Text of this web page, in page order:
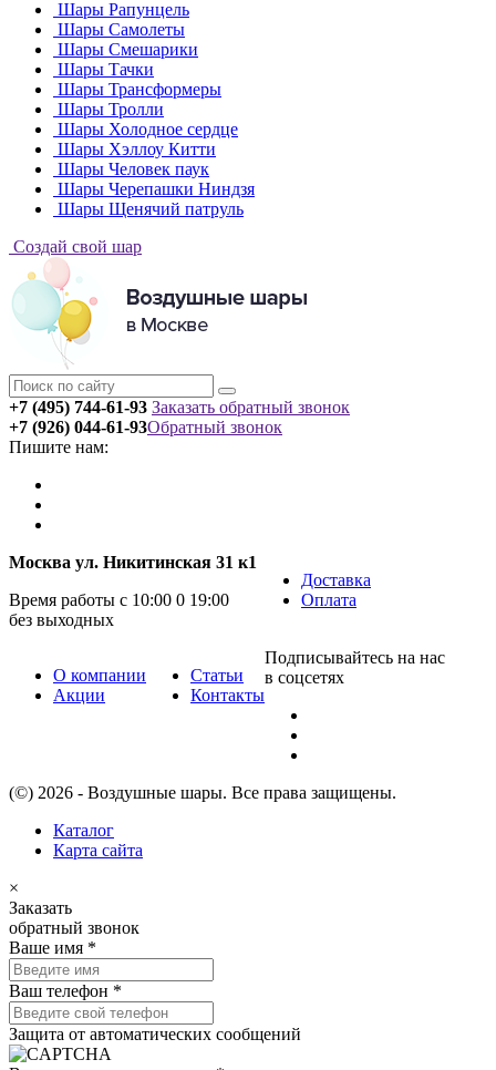
Шары Рапунцель
Шары Самолеты
Шары Смешарики
Шары Тачки
Шары Трансформеры
Шары Тролли
Шары Холодное сердце
Шары Хэллоу Китти
Шары Человек паук
Шары Черепашки Ниндзя
Шары Щенячий патруль
Создай свой шар
+7 (495) 744-61-93 Заказать обратный звонок
+7 (926) 044-61-93
Пишите нам:
Обратный звонок
Москва ул. Никитинская 31 к1
Время работы с 10:00 0 19:00
без выходных
Доставка
Оплата
О компании
Акции
Статьи
Контакты
Подписывайтесь на нас
в соцсетях
(©) 2026 - Воздушные шары. Все права защищены.
Каталог
Карта сайта
×
Заказать
обратный звонок
Ваше имя *
Ваш телефон *
Защита от автоматических сообщений